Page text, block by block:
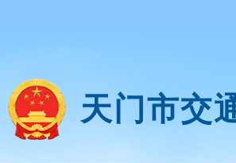
天门市交